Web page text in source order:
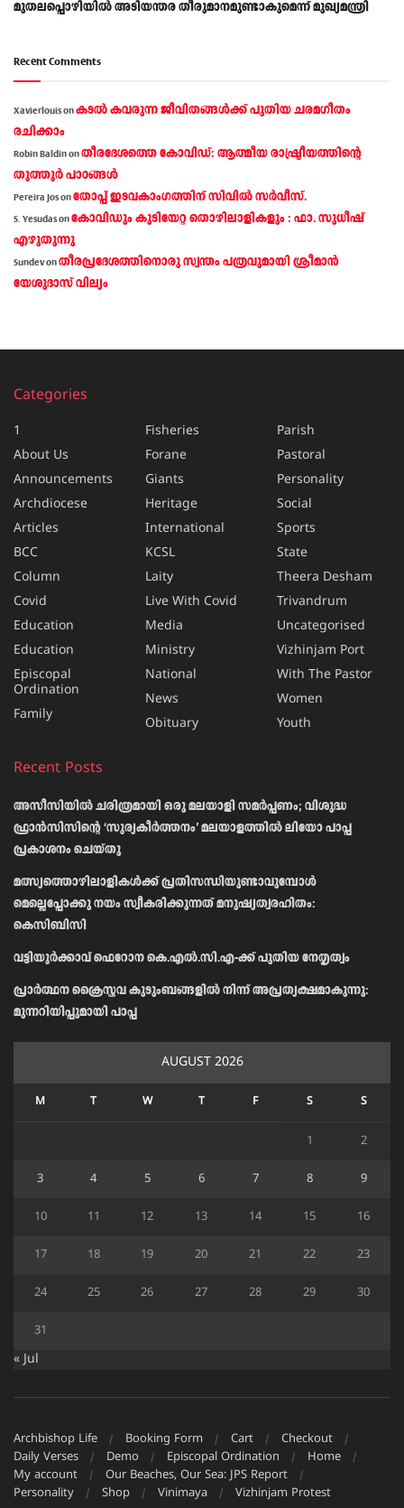
മുതലപ്പൊഴിയിൽ അടിയന്തര തീരുമാനമുണ്ടാകുമെന്ന് മുഖ്യമന്ത്രി
Recent Comments
Xavierlouisonകടല്‍ കവരുന്ന ജീവിതങ്ങള്‍ക്ക് പുതിയ ചരമഗീതം
രചിക്കാം
Robin Baldinonതീരദേശത്തെ കോവിഡ്: ആത്മീയ രാഷ്ട്രീയത്തിന്റെ
തൂത്തൂര്‍ പാഠങ്ങൾ
Pereira Josonതോപ്പ് ഇടവകാംഗത്തിന് സിവിൽ സർവീസ്.
S. Yesudasonകോവിഡും കുടിയേറ്റ തൊഴിലാളികളും : ഫാ. സുധീഷ്
എഴുതുന്നു
Sundevonതീരപ്രദേശത്തിനൊരു സ്വന്തം പത്രവുമായി ശ്രീമാന്‍
യേശുദാസ് വില്യം
Categories
1
About Us
Announcements
Archdiocese
Articles
BCC
Column
Covid
Education
Education
Episcopal
Ordination
Family
Fisheries
Forane
Giants
Heritage
International
KCSL
Laity
Live With Covid
Media
Ministry
National
News
Obituary
Parish
Pastoral
Personality
Social
Sports
State
Theera Desham
Trivandrum
Uncategorised
Vizhinjam Port
With The Pastor
Women
Youth
Recent Posts
അസീസിയിൽ ചരിത്രമായി ഒരു മലയാളി സമർപ്പണം; വിശുദ്ധ
ഫ്രാൻസിസിന്റെ ‘സൂര്യകീർത്തനം’ മലയാളത്തിൽ ലിയോ പാപ്പ
പ്രകാശനം ചെയ്തു
മത്സ്യത്തൊഴിലാളികള്‍ക്ക് പ്രതിസന്ധിയുണ്ടാവുമ്പോള്‍
മെല്ലെപ്പോക്കു നയം സ്വീകരിക്കുന്നത് മനുഷ്യത്വരഹിതം:
കെസിബിസി
വട്ടിയൂർക്കാവ് ഫെറോന കെ.എൽ.സി.എ-ക്ക് പുതിയ നേതൃത്വം
പ്രാര്‍ത്ഥന ക്രൈസ്തവ കുടുംബങ്ങളില്‍ നിന്ന് അപ്രത്യക്ഷമാകുന്നു:
മുന്നറിയിപ്പുമായി പാപ്പ
AUGUST 2026
M T W T F S S
1 2
3 4 5 6 7 8 9
10 11 12 13 14 15 16
17 18 19 20 21 22 23
24 25 26 27 28 29 30
31
« Jul
Archbishop Life Booking Form Cart
Checkout
Daily Verses
Demo Episcopal Ordination
Home
My account
Our Beaches, Our Sea: JPS Report
Personality
Shop Vinimaya Vizhinjam Protest